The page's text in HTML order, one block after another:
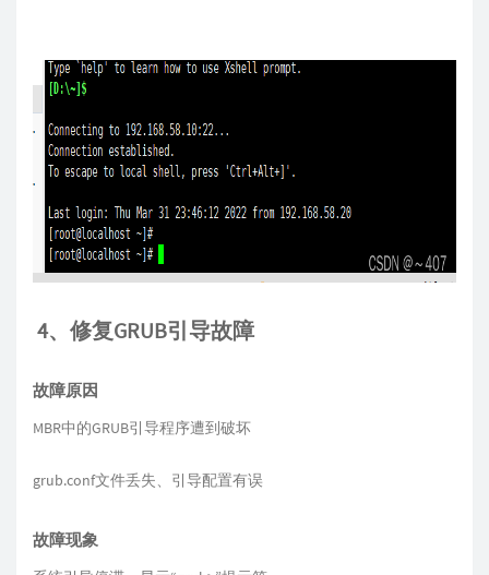
4、修复GRUB引导故障
故障原因
MBR中的GRUB引导程序遭到破坏
grub.conf文件丢失、引导配置有误
故障现象